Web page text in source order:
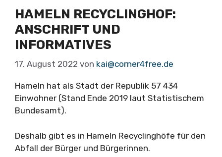
HAMELN RECYCLINGHOF:
ANSCHRIFT UND
INFORMATIVES
17. August 2022 von kai@corner4free.de
Hameln hat als Stadt der Republik 57 434
Einwohner (Stand Ende 2019 laut Statistischem
Bundesamt).
Deshalb gibt es in Hameln Recyclinghöfe für den
Abfall der Bürger und Bürgerinnen.